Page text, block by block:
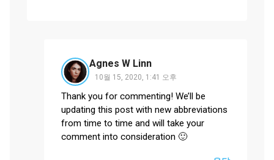
Agnes W Linn
10월 15, 2020, 1:41 오후
Thank you for commenting! We’ll be
updating this post with new abbreviations
from time to time and will take your
comment into consideration 🙂